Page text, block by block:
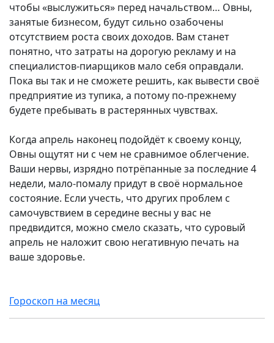
чтобы «выслужиться» перед начальством… Овны,
занятые бизнесом, будут сильно озабочены
отсутствием роста своих доходов. Вам станет
понятно, что затраты на дорогую рекламу и на
специалистов-пиарщиков мало себя оправдали.
Пока вы так и не сможете решить, как вывести своё
предприятие из тупика, а потому по-прежнему
будете пребывать в растерянных чувствах.
Когда апрель наконец подойдёт к своему концу,
Овны ощутят ни с чем не сравнимое облегчение.
Ваши нервы, изрядно потрёпанные за последние 4
недели, мало-помалу придут в своё нормальное
состояние. Если учесть, что других проблем с
самочувствием в середине весны у вас не
предвидится, можно смело сказать, что суровый
апрель не наложит свою негативную печать на
ваше здоровье.
Гороскоп на месяц